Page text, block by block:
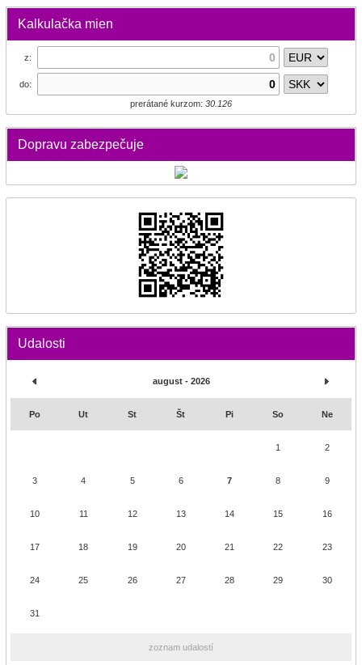
Kalkulačka mien
z:
do:
prerátané kurzom: 30.126
Dopravu zabezpečuje
Udalosti
august - 2026
Po Ut St Št Pi So Ne
1 2
3 4 5 6 7 8 9
10 11 12 13 14 15 16
17 18 19 20 21 22 23
24 25 26 27 28 29 30
31
zoznam udalostí